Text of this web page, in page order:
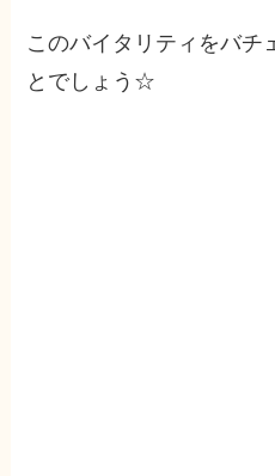
このバイタリティをバチ
とでしょう☆